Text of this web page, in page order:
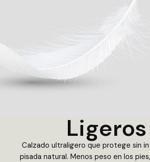
Ligeros
Calzado ultraligero que protege sin
pisada natural. Menos peso en los